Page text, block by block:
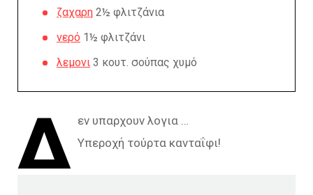
ζαχαρη 2½ φλιτζάνια
νερό 1½ φλιτζάνι
λεμονι 3 κουτ. σούπας χυμό
Δ εν υπαρχουν λογια …
Υπεροχή τούρτα κανταΐφι!